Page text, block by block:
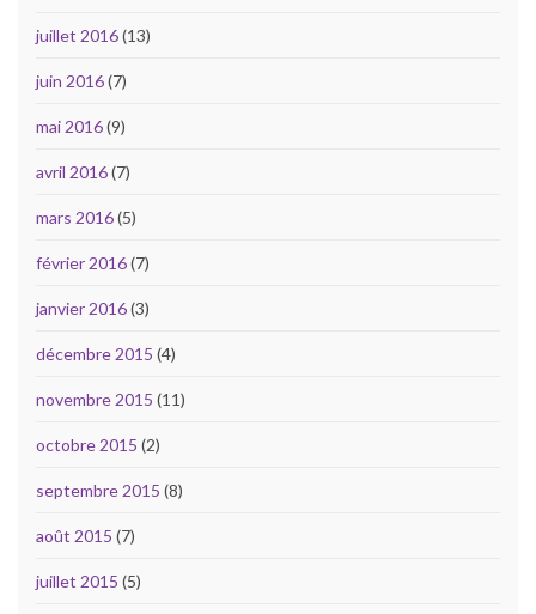
juillet 2016(13)
juin 2016(7)
mai 2016(9)
avril 2016(7)
mars 2016(5)
février 2016(7)
janvier 2016(3)
décembre 2015 (4)
novembre 2015 (11)
octobre 2015 (2)
septembre 2015 (8)
août 2015 (7)
juillet 2015 (5)